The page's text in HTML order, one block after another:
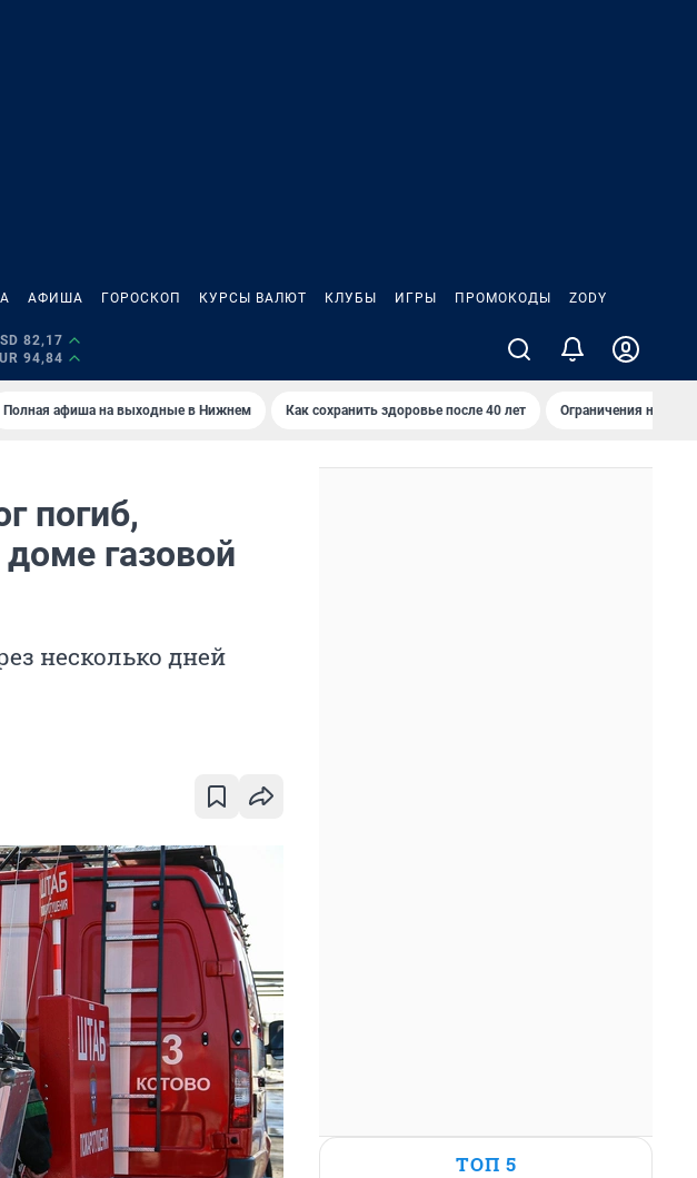
АФИША ГОРОСКОП КУРСЫ ВАЛЮТ КЛУБЫ ИГРЫ ПРОМОКОДЫ ZODY
82,17
94,84
Полная афиша на выходные в Нижнем Как сохранить здоровье после 40 лет Ограничения на
погиб,
газовой
несколько дней
ТОП 5